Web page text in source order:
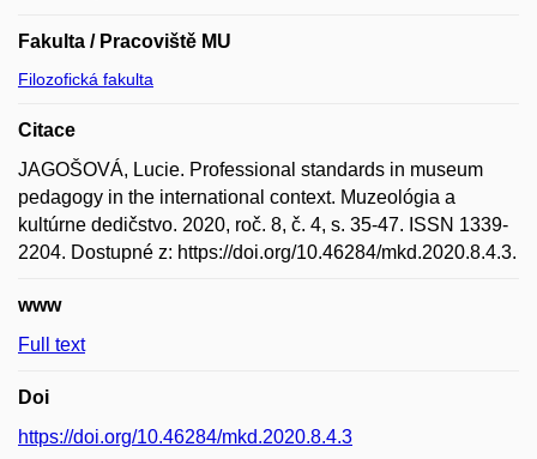
Fakulta / Pracoviště MU
Filozofická fakulta
Citace
JAGOŠOVÁ, Lucie. Professional standards in museum
pedagogy in the international context. Muzeológia a
kultúrne dedičstvo. 2020, roč. 8, č. 4, s. 35-47. ISSN 1339-
2204. Dostupné z: https://doi.org/10.46284/mkd.2020.8.4.3.
www
Full text
Doi
https://doi.org/10.46284/mkd.2020.8.4.3